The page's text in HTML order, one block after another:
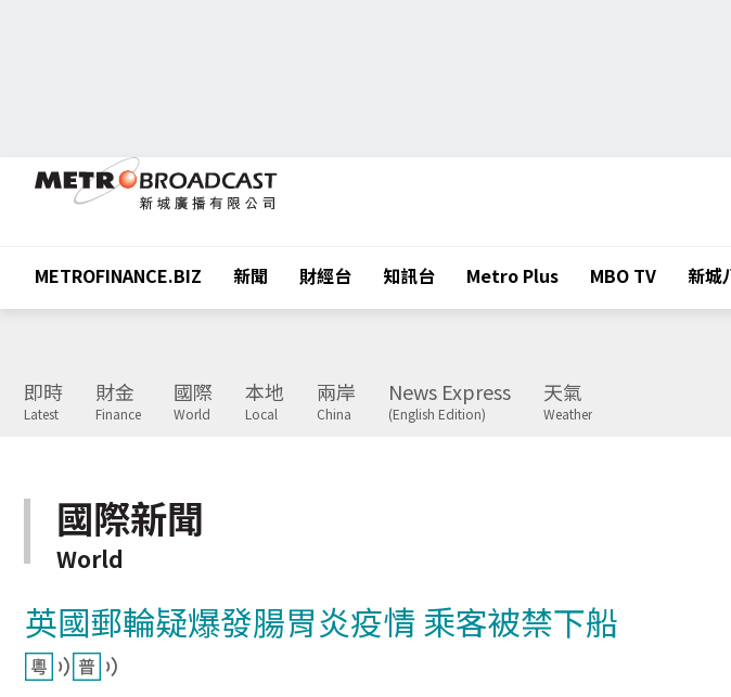
METROFINANCE.BIZ 新聞 財經台 知訊台 Metro Plus MBO TV 新城
即時
Latest
財金
Finance
國際
World
本地
Local
兩岸
China
News Express
(English Edition)
天氣
Weather
國際新聞
World
英國郵輪疑爆發腸胃炎疫情 乘客被禁下船